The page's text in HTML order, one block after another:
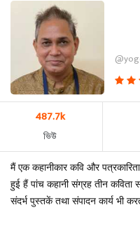
487.7k
ভিউ
मैं एक कहानीकार कवि और
हुई हैं पांच कहानी संग्रह तीन कविता
संदर्भ पुस्तकें तथा संपादन कार्य भी